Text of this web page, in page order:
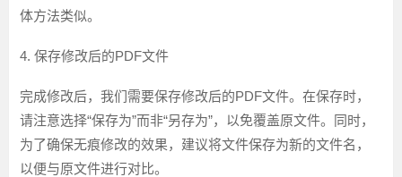
体方法类似。
4. 保存修改后的PDF文件
完成修改后，我们需要保存修改后的PDF文件。在保存时，
请注意选择“保存为”而非“另存为”，以免覆盖原文件。同时，
为了确保无痕修改的效果，建议将文件保存为新的文件名，
以便与原文件进行对比。